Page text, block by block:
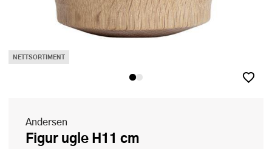
NETTSORTIMENT
Andersen
Figur ugle H11 cm